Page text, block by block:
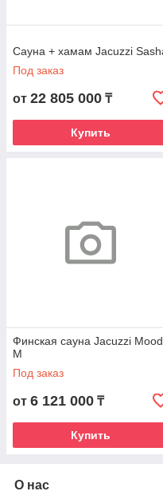
Сауна + хамам Jacuzzi
Под заказ
от 22 805 000 ₸
Купить
Финская сауна Jacuzzi Mood
M
Под заказ
от 6 121 000 ₸
Купить
О нас